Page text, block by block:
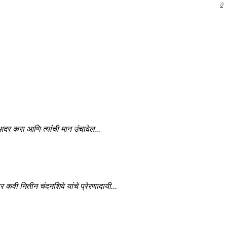
0
करा आणि त्यांची मान उंचावेल...
कवी नितीन चंदनशिवे यांचे प्रेरणादायी...